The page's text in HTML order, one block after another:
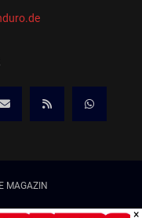
MAGAZIN
×